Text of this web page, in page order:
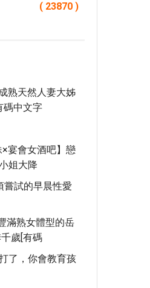
( 23870 )
熟天然人妻大姊
碼中文字
×宴會女酒吧】戀
姐大降
嘗試的早晨性愛
滿熟女體型的岳
歲[有碼
了，你會教育孩